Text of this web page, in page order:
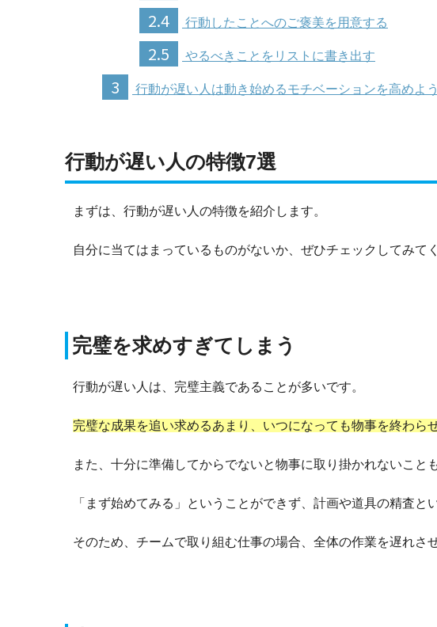
2.4 行動したことへのご褒美を用意する
2.5 やるべきことをリストに書き出す
3 行動が遅い人は動き始めるモチベーションを高めよう
行動が遅い人の特徴7選
まずは、行動が遅い人の特徴を紹介します。
自分に当てはまっているものがないか、ぜひチェックしてみて
完璧を求めすぎてしまう
行動が遅い人は、完璧主義であることが多いです。
完璧な成果を追い求めるあまり、いつになっても物事を終わら
また、十分に準備してからでないと物事に取り掛かれないこと
「まず始めてみる」ということができず、計画や道具の精査と
そのため、チームで取り組む仕事の場合、全体の作業を遅れさ